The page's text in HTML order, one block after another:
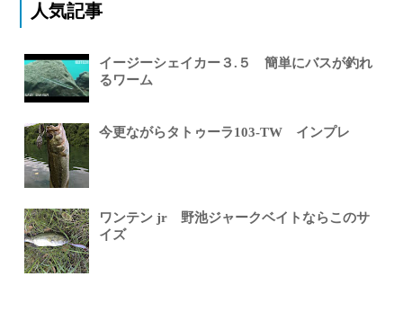
人気記事
イージーシェイカー３.５ 簡単にバスが釣れ
るワーム
今更ながらタトゥーラ103-TW インプレ
ワンテン jr 野池ジャークベイトならこのサ
イズ